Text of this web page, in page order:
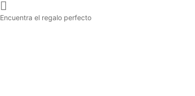

Encuentra el regalo perfecto